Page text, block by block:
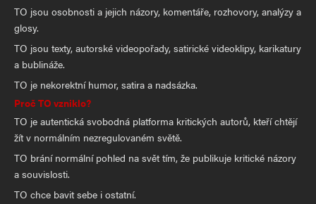
TO jsou osobnosti a jejich názory, komentáře, rozhovory, analýzy a
glosy.
TO jsou texty, autorské videopořady, satirické videoklipy, karikatury
a bublináže.
TO je nekorektní humor, satira a nadsázka.
Proč TO vzniklo?
TO je autentická svobodná platforma kritických autorů, kteří chtějí
žít v normálním nezregulovaném světě.
TO brání normální pohled na svět tím, že publikuje kritické názory
a souvislosti.
TO chce bavit sebe i ostatní.